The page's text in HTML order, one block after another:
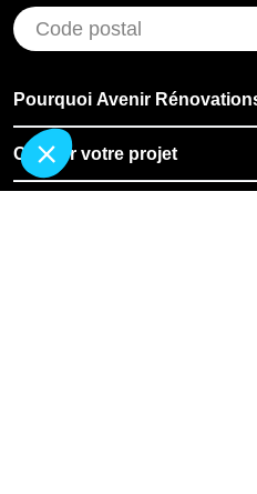
Pourquoi Avenir
Chiffrer votre projet